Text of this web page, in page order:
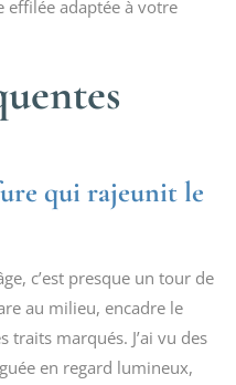
effilée adaptée à votre
qui rajeunit le
c’est presque un tour de
au milieu, encadre le
traits marqués. J’ai vu des
en regard lumineux,